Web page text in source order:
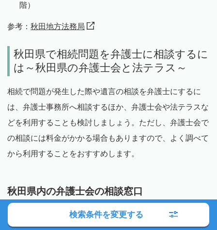
階）
参考： 秋田地方法務局
秋田県で相続問題を弁護士に相談するに
は～秋田県の弁護士会と法テラス～
相続で問題が発生した際や遺言の相談を弁護士にするに
は、弁護士事務所へ相談するほか、弁護士会や法テラスな
どを利用することも検討しましょう。ただし、弁護士会で
の相談には料金がかかる場合もありますので、よく調べて
から利用することをおすすめします。
秋田県内の弁護士会の相談窓口
2023年3月1日現在、秋田弁護士会には77人の弁護士が会
員として登録しています。税理士や弁護士と同様に、相談
検索条件を変更する